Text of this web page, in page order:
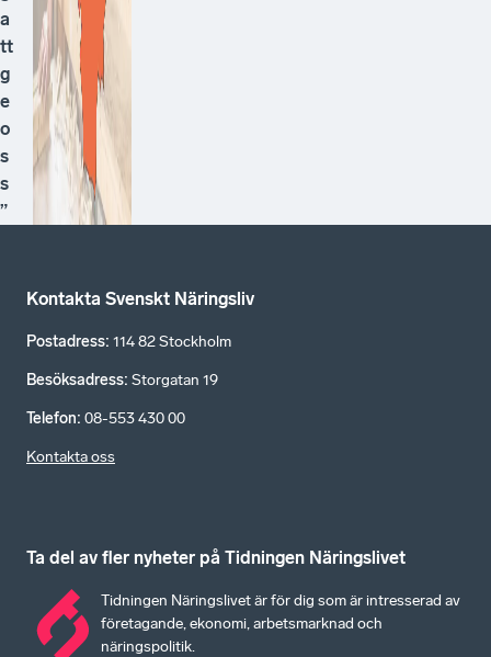
a
tt
g
e
o
s
s
”
Kontakta Svenskt Näringsliv
Postadress: 114 82 Stockholm
Besöksadress: Storgatan 19
Telefon: 08-553 430 00
Kontakta oss
Ta del av fler nyheter på Tidningen Näringslivet
Tidningen Näringslivet är för dig som är intresserad av
företagande, ekonomi, arbetsmarknad och
näringspolitik.